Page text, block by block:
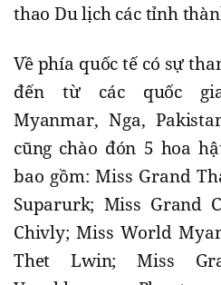
thao Du lịch các tỉnh
Về phía quốc tế có sự
đến từ các quốc gia
Myanmar, Nga,
cũng chào đón 5 hoa
bao gồm: Miss Grand
Suparurk; Miss Grand
Chivly; Miss World
Thet Lwin; Miss